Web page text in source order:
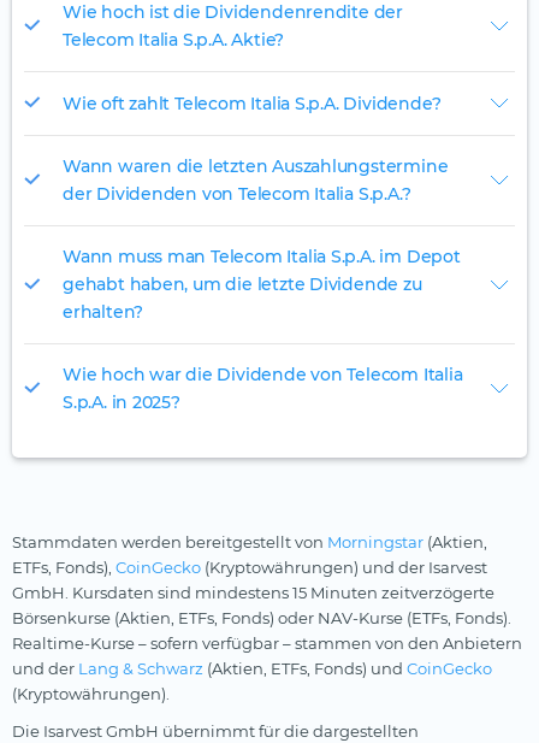
Wie hoch ist die Dividendenrendite der
Telecom Italia S.p.A. Aktie?
Wie oft zahlt Telecom Italia S.p.A. Dividende?
Wann waren die letzten Auszahlungstermine
der Dividenden von Telecom Italia S.p.A.?
Wann muss man Telecom Italia S.p.A. im Depot
gehabt haben, um die letzte Dividende zu
erhalten?
Wie hoch war die Dividende von Telecom Italia
S.p.A. in 2025?
Stammdaten werden bereitgestellt von Morningstar (Aktien,
ETFs, Fonds), CoinGecko (Kryptowährungen) und der Isarvest
GmbH. Kursdaten sind mindestens 15 Minuten zeitverzögerte
Börsenkurse (Aktien, ETFs, Fonds) oder NAV-Kurse (ETFs, Fonds).
Realtime-Kurse – sofern verfügbar – stammen von den Anbietern
und der Lang & Schwarz (Aktien, ETFs, Fonds) und CoinGecko
(Kryptowährungen).
Die Isarvest GmbH übernimmt für die dargestellten